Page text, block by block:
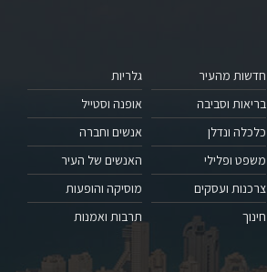
חדשות מהעיר
בריאות וסביבה
כלכלה ונדלן
משפט ופלילי
צרכנות ועסקים
חינוך
גלריות
אופנה וסטייל
אנשים וחברה
האנשים של העיר
מוסיקה והופעות
תרבות ואמנות